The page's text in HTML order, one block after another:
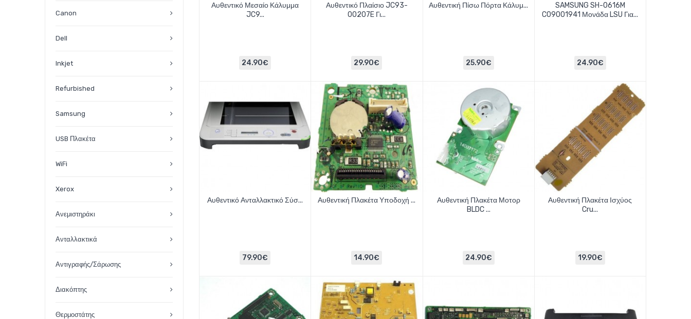
Canon
Dell
Inkjet
Refurbished
Samsung
USB Πλακέτα
WiFi
Xerox
Ανεμιστηράκι
Ανταλλακτικά
Αντιγραφής/Σάρωσης
Διακόπτης
Θερμοστάτης
Αυθεντικό Μεσαίο Κάλυμμα
JC9...
24.90€
Αυθεντικό Πλαίσιο JC93-
00207E Γι...
29.90€
Αυθεντική Πίσω Πόρτα Κάλυμ...
25.90€
SAMSUNG SH-0616M
C09001941 Μονάδα LSU Για...
24.90€
Αυθεντικό Ανταλλακτικό Σύσ...
79.90€
Αυθεντική Πλακέτα Υποδοχή ...
14.90€
Αυθεντική Πλακέτα Μοτορ
BLDC ...
24.90€
Αυθεντική Πλακέτα Ισχύος
Cru...
19.90€